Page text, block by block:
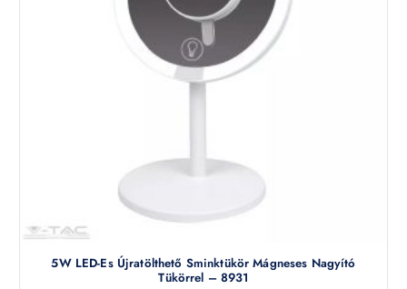
5W LED-Es Újratölthető Sminktükör Mágneses Nagyító
Tükörrel – 8931